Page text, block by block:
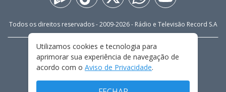
Todos os direitos reservados - 2009-2026- Rádio e Televisão Record S.A
FALE CONOSCO
PRIVACIDADE
TERMOS E CONDIÇÕES DE USO
Utilizamos cookies e tecnologia para
aprimorar sua experiência de navegação de
acordo com o Aviso de Privacidade.